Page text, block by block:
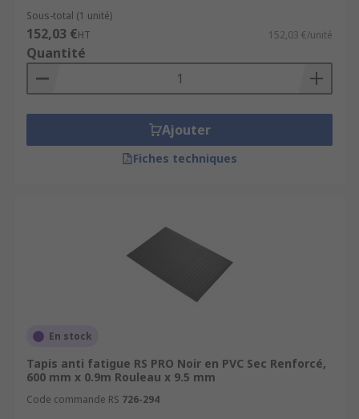
Sous-total (1 unité)
152,03 €HT 152,03 €/unité
Quantité
Ajouter
Fiches techniques
En stock
Tapis anti fatigue RS PRO Noir en PVC Sec Renforcé,
600 mm x 0.9m Rouleau x 9.5 mm
Code commande RS 726-294